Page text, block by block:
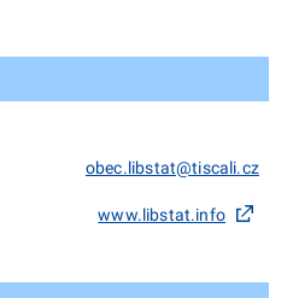
obec.libstat@tiscali.cz
www.libstat.info